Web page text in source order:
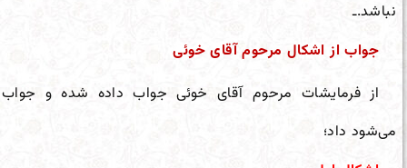
نباشد.ـ
جواب از اشکال مرحوم آقای خوئی
از فرمایشات مرحوم آقای خوئی جواب داده شده و جواب
می‌شود داد؛